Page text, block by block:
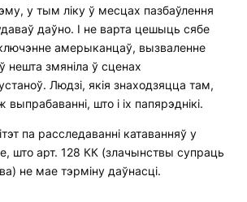
у тым ліку ў месцах пазбаўлення
даўно. І не варта цешыць сябе
амерыканцаў, вызваленне
нешта змяніла ў сценах
Людзі, якія знаходзяцца там,
што і іх папярэднікі.
па расследаванні катаванняў у
што арт. 128 КК (злачынствы супраць
не мае тэрміну даўнасці.